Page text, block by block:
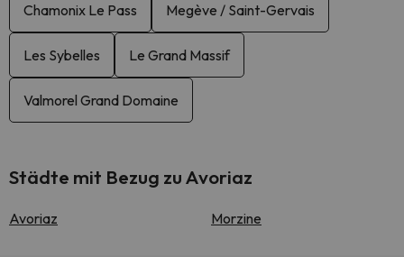
Chamonix Le Pass Megève / Saint-Gervais
Les Sybelles Le Grand Massif
Valmorel Grand Domaine
Städte mit Bezug zu Avoriaz
Avoriaz Morzine